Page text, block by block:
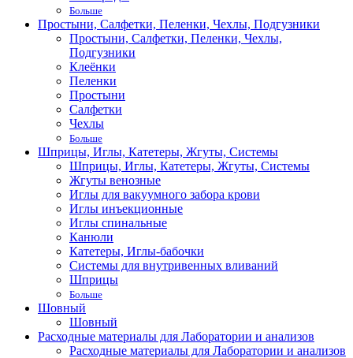
Больше
Простыни, Салфетки, Пеленки, Чехлы, Подгузники
Простыни, Салфетки, Пеленки, Чехлы,
Подгузники
Клеёнки
Пеленки
Простыни
Салфетки
Чехлы
Больше
Шприцы, Иглы, Катетеры, Жгуты, Системы
Шприцы, Иглы, Катетеры, Жгуты, Системы
Жгуты венозные
Иглы для вакуумного забора крови
Иглы инъекционные
Иглы спинальные
Канюли
Катетеры, Иглы-бабочки
Системы для внутривенных вливаний
Шприцы
Больше
Шовный
Шовный
Расходные материалы для Лаборатории и анализов
Расходные материалы для Лаборатории и анализов